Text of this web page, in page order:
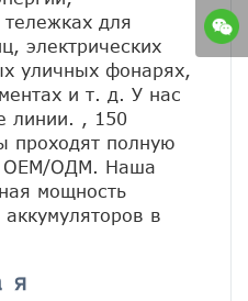
тележках для
электрических
уличных фонарях,
и ​​т. д. У нас
линии. , 150
проходят полную
ОЕМ/ОДМ. Наша
мощность
в